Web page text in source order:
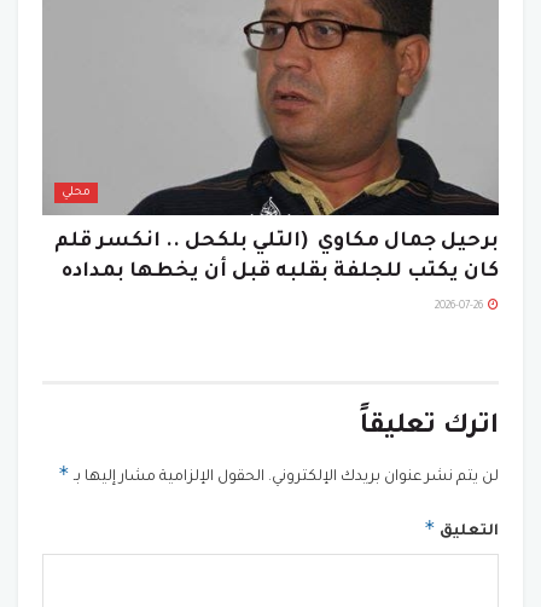
محلي
برحيل جمال مكاوي (التلي بلكحل .. انكسر قلم
كان يكتب للجلفة بقلبه قبل أن يخطها بمداده
اترك تعليقاً
لن يتم نشر عنوان بريدك الإلكتروني. الحقول الإلزامية مشار إليها بـ *
التعليق *